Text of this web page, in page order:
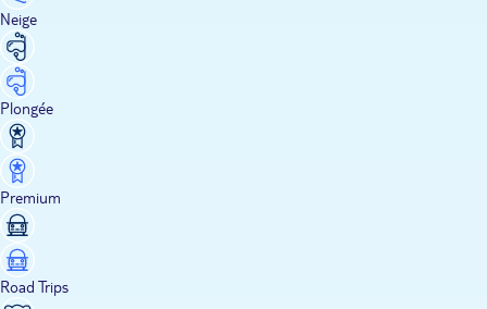
Neige
Plongée
Premium
Road Trips